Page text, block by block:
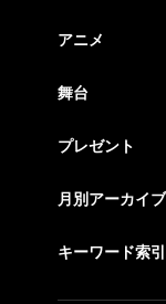
アニメ
舞台
プレゼント
月別アーカイブ
キーワード索引